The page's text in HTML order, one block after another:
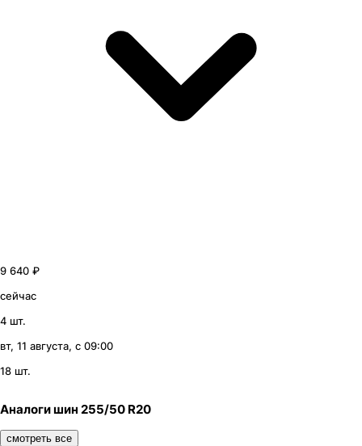
9 640 ₽
сейчас
4 шт.
вт, 11 августа, с 09:00
18 шт.
Аналоги шин 255/50 R20
смотреть все